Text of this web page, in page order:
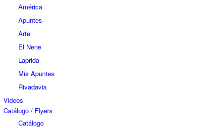
América
Apuntes
Arte
El Nene
Laprida
Mis Apuntes
Rivadavia
Videos
Catálogo / Flyers
Catálogo